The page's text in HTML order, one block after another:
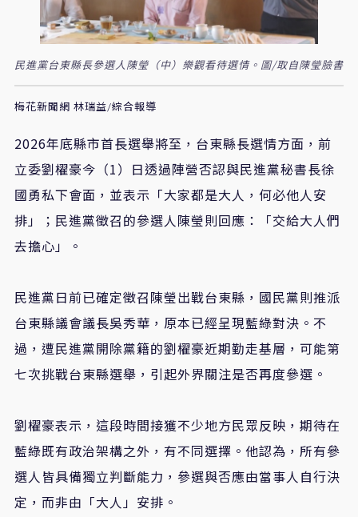
民進黨台東縣長參選人陳瑩（中）樂觀看待選情。圖/取自陳瑩臉書
梅花新聞網 林瑞益/綜合報導
2026年底縣市首長選舉將至，台東縣長選情方面，前
立委劉櫂豪今（1）日透過陣營否認與民進黨秘書長徐
國勇私下會面，並表示「大家都是大人，何必他人安
排」；民進黨徵召的參選人陳瑩則回應：「交給大人們
去擔心」。
民進黨日前已確定徵召陳瑩出戰台東縣，國民黨則推派
台東縣議會議長吳秀華，原本已經呈現藍綠對決。不
過，遭民進黨開除黨籍的劉櫂豪近期勤走基層，可能第
七次挑戰台東縣選舉，引起外界關注是否再度參選。
劉櫂豪表示，這段時間接獲不少地方民眾反映，期待在
藍綠既有政治架構之外，有不同選擇。他認為，所有參
選人皆具備獨立判斷能力，參選與否應由當事人自行決
定，而非由「大人」安排。